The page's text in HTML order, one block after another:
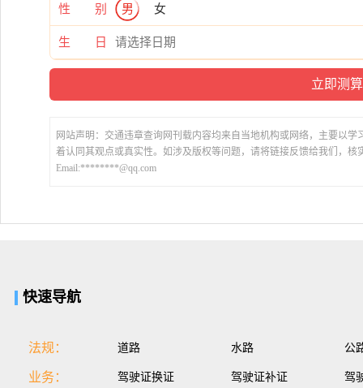
性 别 男 女
生 日
网站声明：交通违章查询网刊载内容均来自当地机构或网络，主要以
着认同其观点或真实性。如涉及版权等问题，请将链接反馈给我们，核
Email:********@qq.com
快速导航
法规： 道路 水路 公
业务： 驾驶证换证 驾驶证补证 驾